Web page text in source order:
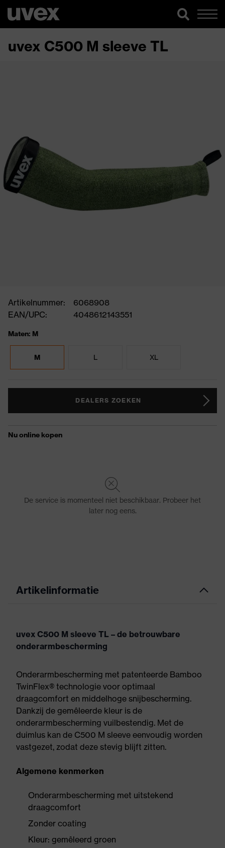
uvex C500 M sleeve TL
Artikelnummer:
6068908
EAN/UPC:
4048612143551
Maten: M
M L XL
DEALERS ZOEKEN
Artikelinformatie
uvex C500 M sleeve TL – de betrouwbare
onderarmbescherming
Onderarmbescherming met patenteerde Bamboo
TwinFlex® technologie voor optimaal
draagcomfort en middelhoge snijbescherming.
Dankzij de gemêleerde kleur is de
onderarmbescherming vuilbestendig. Met de
duimlus kan de C500 M sleeve eenvoudig worden
vastgezet, zodat deze stevig blijft zitten.
Algemene kenmerken
Onderarmbescherming met uitstekend
draagcomfort
Zonder coating
Kleur: gemêleerd groen